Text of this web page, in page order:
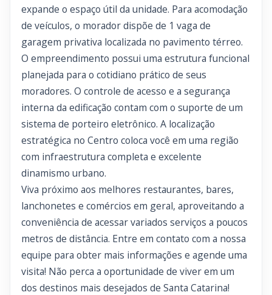
expande o espaço útil da unidade. Para acomodação
de veículos, o morador dispõe de 1 vaga de
garagem privativa localizada no pavimento térreo.
O empreendimento possui uma estrutura funcional
planejada para o cotidiano prático de seus
moradores. O controle de acesso e a segurança
interna da edificação contam com o suporte de um
sistema de porteiro eletrônico. A localização
estratégica no Centro coloca você em uma região
com infraestrutura completa e excelente
dinamismo urbano.
Viva próximo aos melhores restaurantes, bares,
lanchonetes e comércios em geral, aproveitando a
conveniência de acessar variados serviços a poucos
metros de distância. Entre em contato com a nossa
equipe para obter mais informações e agende uma
visita! Não perca a oportunidade de viver em um
dos destinos mais desejados de Santa Catarina!